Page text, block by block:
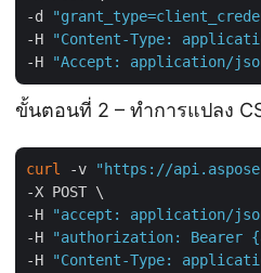
-d
-H
"Content-Type:
-H
"Accept: application/
ขั้นตอนที่ 2 – ทำการแปลง
curl -v
"https://
-X POST \
-H
"accept: application/
-H
"authorization: Bearer
-H
"Content-Type: